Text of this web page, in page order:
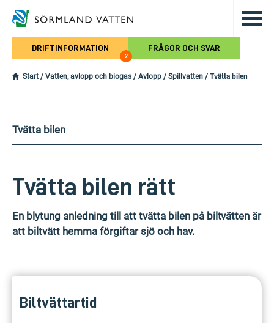
Hoppa till det huvudsakliga
DRIFTINFORMATION
2
FRÅGOR OCH SVAR
Start / Vatten, avlopp och biogas / Avlopp / Spillvatten / Tvätta bilen
Tvätta bilen
Tvätta bilen rätt
En blytung anledning till att tvätta bilen på biltvätten är
att biltvätt hemma förgiftar sjö och hav.
Biltvättartid